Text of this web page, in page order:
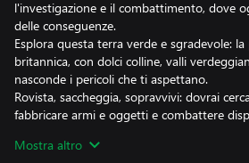
l'investigazione e il combattimento, dove
delle conseguenze.
Esplora questa terra verde e sgradevole:
britannica, con dolci colline, valli
nasconde i pericoli che ti aspettano.
Rovista, saccheggia, sopravvivi: dovrai
fabbricare armi e oggetti e combattere
Mostra altro